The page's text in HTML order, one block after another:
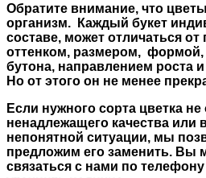
Обратите внимание, что
организм. Каждый букет
составе, может отличаться
оттенком, размером,
бутона, направлением роста
Но от этого он не менее
Если нужного сорта цветка не
ненадлежащего качества или
непонятной ситуации, мы
предложим его заменить. Вы
связаться с нами по телефону